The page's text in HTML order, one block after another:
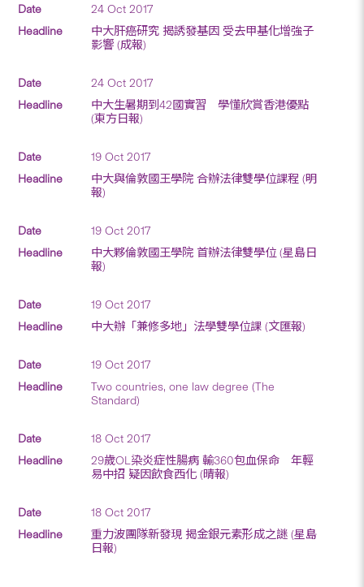
24 Oct 2017
中大肝癌研究 揭誘發基因 受去甲基化增強子
影響 (成報)
24 Oct 2017
中大生暑期到42國實習 學懂欣賞香港優點
(東方日報)
19 Oct 2017
中大與倫敦國王學院 合辦法律雙學位課程 (明
報)
19 Oct 2017
中大夥倫敦國王學院 首辦法律雙學位 (星島日
報)
19 Oct 2017
中大辦「兼修多地」法學雙學位課 (文匯報)
19 Oct 2017
Two countries, one law degree (The
Standard)
18 Oct 2017
29歲OL染炎症性腸病 輸360包血保命 年輕
易中招 疑因飲食西化 (晴報)
18 Oct 2017
重力波團隊新發現 揭金銀元素形成之謎 (星島
日報)